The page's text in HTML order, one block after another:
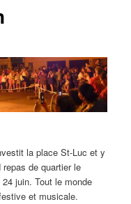
la place St-Luc et y
repas de quartier le
juin. Tout le monde
et musicale.